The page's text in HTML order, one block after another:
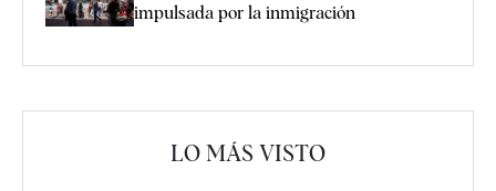
impulsada por la inmigración
LO MÁS VISTO